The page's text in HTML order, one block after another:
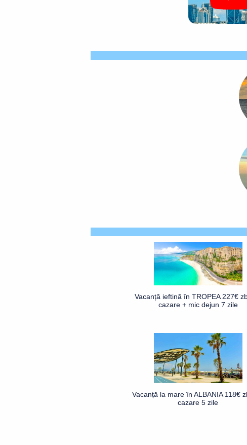
Vacanță ieftină în TROPEA 227€
cazare + mic dejun 7 zile
Vacanță la mare în ALBANIA 118€
cazare 5 zile